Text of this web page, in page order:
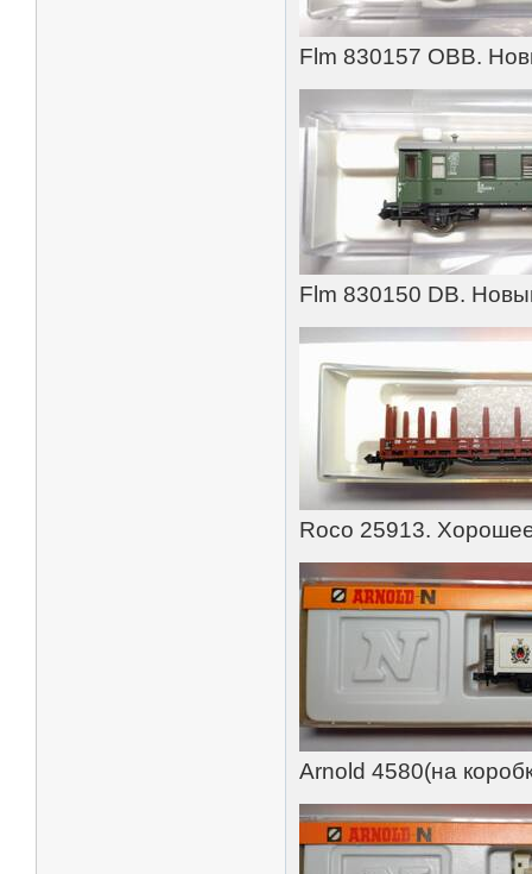
Flm 830157 OBB.
Flm 830150 DB.
Roco 25913.
Arnold 4580(на